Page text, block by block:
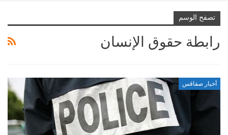
تصفح الوسم
رابطة حقوق الإنسان
أخبار صفاقس